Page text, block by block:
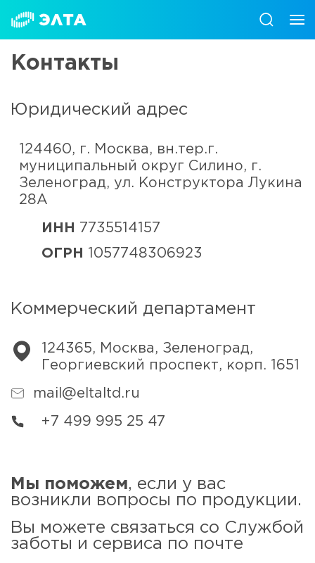
Контакты
Юридический адрес
124460, г. Москва, вн.тер.г.
муниципальный округ Силино, г.
Зеленоград, ул. Конструктора Лукина
28А
ИНН
7735514157
ОГРН
1057748306923
Коммерческий департамент
124365, Москва, Зеленоград,
Георгиевский проспект, корп. 1651
mail@eltaltd.ru
+7 499 995 25 47
Мы поможем, если у вас
возникли вопросы по продукции.
Вы можете связаться со Службой
заботы и сервиса по почте